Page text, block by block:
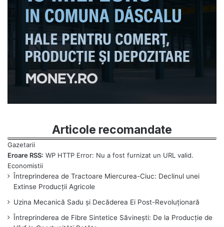
Articole recomandate
Eroare RSS: WP HTTP Error: Nu a fost furnizat un URL valid.
Întreprinderea de Tractoare Miercurea-Ciuc: Declinul unei
Extinse Producții Agricole
Uzina Mecanică Sadu și Decăderea Ei Post-Revoluționară
Întreprinderea de Fibre Sintetice Săvinești: De la Producție de